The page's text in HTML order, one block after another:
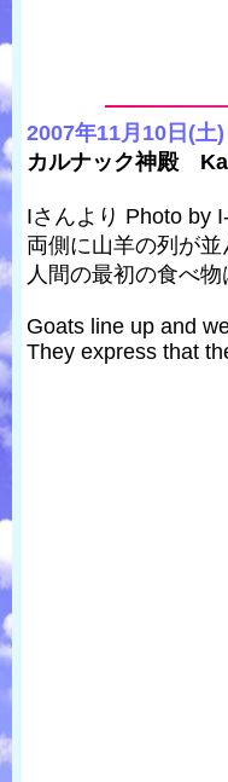
2007年11月10日(土)
カルナック神殿
Iさんより Photo by
両側に山羊の列が並
人間の最初の食べ物
Goats line up and
They express that